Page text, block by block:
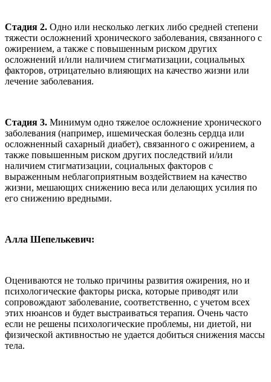
Стадия 2. Одно или несколько легких либо средней степени
тяжести осложнений хронического заболевания, связанного с
ожирением, а также с повышенным риском других
осложнений и/или наличием стигматизации, социальных
факторов, отрицательно влияющих на качество жизни или
лечение заболевания.
Стадия 3. Минимум одно тяжелое осложнение хронического
заболевания (например, ишемическая болезнь сердца или
осложненный сахарный диабет), связанного с ожирением, а
также повышенным риском других последствий и/или
наличием стигматизации, социальных факторов с
выраженным неблагоприятным воздействием на качество
жизни, мешающих снижению веса или делающих усилия по
его снижению вредными.
Алла Шепелькевич:
Оцениваются не только причины развития ожирения, но и
психологические факторы риска, которые приводят или
сопровождают заболевание, соответственно, с учетом всех
этих нюансов и будет выстраиваться терапия. Очень часто
если не решены психологические проблемы, ни диетой, ни
физической активностью не удается добиться снижения массы
тела.